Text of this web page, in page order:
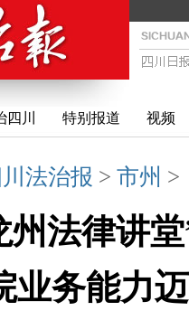
四川 特别报道 视频
川法治报 > 市州
州法律讲
业务能力